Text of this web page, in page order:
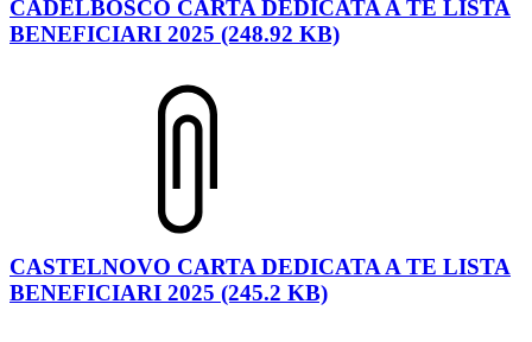
CADELBOSCO CARTA DEDICATA A TE LISTA
BENEFICIARI 2025 (248.92 KB)
CASTELNOVO CARTA DEDICATA A TE LISTA
BENEFICIARI 2025 (245.2 KB)